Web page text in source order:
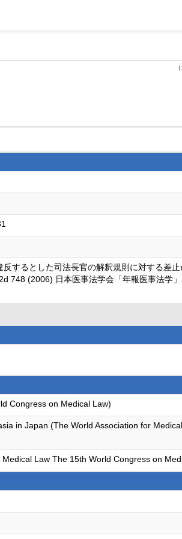
するとした司法長官の解釈規則に対する差
748 (2006) 日本医事法学会「年報医事法学
Congress on Medical Law)
in Japan (The World Association for
Law The 15th World Congress on